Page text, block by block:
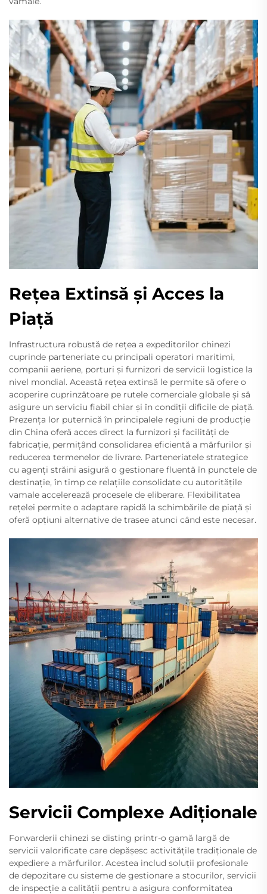
Rețea Extinsă și Acces la
Piață
Infrastructura robustă de rețea a expeditorilor chinezi
cuprinde parteneriate cu principali operatori maritimi,
companii aeriene, porturi și furnizori de servicii logistice la
nivel mondial. Această rețea extinsă le permite să ofere o
acoperire cuprinzătoare pe rutele comerciale globale și să
asigure un serviciu fiabil chiar și în condiții dificile de piață.
Prezența lor puternică în principalele regiuni de producție
din China oferă acces direct la furnizori și facilități de
fabricație, permițând consolidarea eficientă a mărfurilor și
reducerea termenelor de livrare. Parteneriatele strategice
cu agenți străini asigură o gestionare fluentă în punctele de
destinație, în timp ce relațiile consolidate cu autoritățile
vamale accelerează procesele de eliberare. Flexibilitatea
rețelei permite o adaptare rapidă la schimbările de piață și
oferă opțiuni alternative de trasee atunci când este necesar.
Servicii Complexe Adiționale
Forwarderii chinezi se disting printr-o gamă largă de
servicii valorificate care depășesc activitățile tradiționale de
expediere a mărfurilor. Acestea includ soluții profesionale
de depozitare cu sisteme de gestionare a stocurilor, servicii
de inspecție a calității pentru a asigura conformitatea